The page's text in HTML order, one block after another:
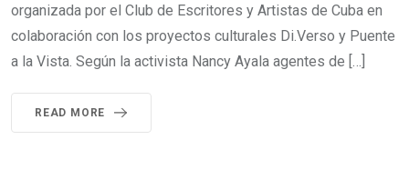
organizada por el Club de Escritores y Artistas de Cuba en
colaboración con los proyectos culturales Di.Verso y Puente
a la Vista. Según la activista Nancy Ayala agentes de […]
READ MORE